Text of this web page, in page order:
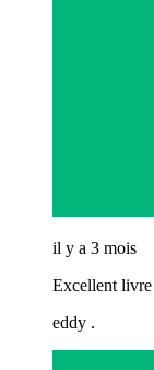
il y a 3 mois
Excellent
eddy .